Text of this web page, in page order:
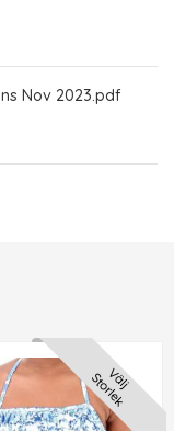
Nov 2023.pdf
Välj
Storlek